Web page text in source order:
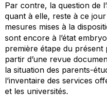
Par contre, la question de
quant à elle, reste à ce
mesures mises à la
sont encore à l’état
première étape du présent
partir d’une revue
la situation des parents-
l’inventaire des services
et les universités.